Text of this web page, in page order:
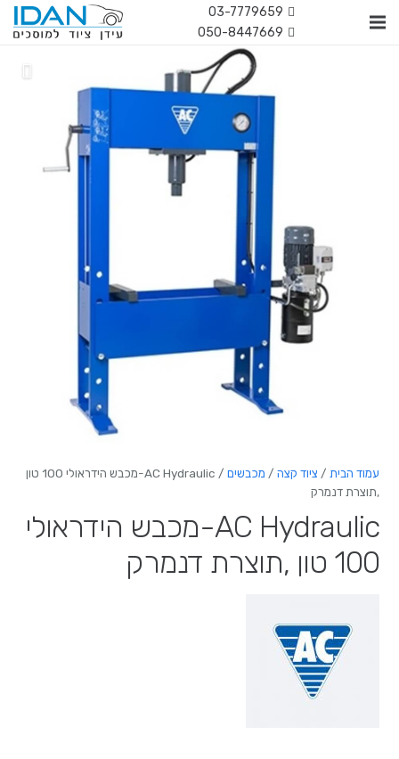
03-7779659
050-8447669
עמוד הבית / ציוד קצה / מכבשים
/ AC Hydraulic-מכבש הידראולי 100 טון
,תוצרת דנמרק
AC Hydraulic-מכבש הידראולי
100 טון ,תוצרת דנמרק